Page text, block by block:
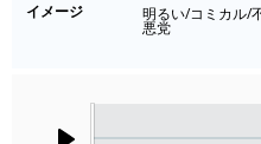
イメージ
明るい/コミカル/
悪党